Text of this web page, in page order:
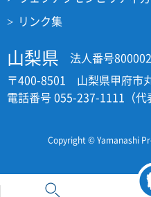
リンク集
山梨県
法人番号
〒400-8501 山梨県甲府市
電話番号 055-237-1111（代
Copyright © Yamanashi